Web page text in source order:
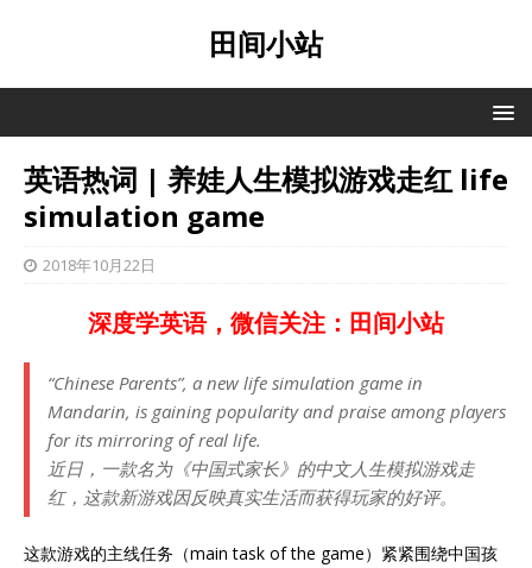
田间小站
英语热词 | 养娃人生模拟游戏走红 life
simulation game
2018年10月22日
深度学英语，微信关注：田间小站
“Chinese Parents”, a new life simulation game in
Mandarin, is gaining popularity and praise among players
for its mirroring of real life.
近日，一款名为《中国式家长》的中文人生模拟游戏走
红，这款新游戏因反映真实生活而获得玩家的好评。
这款游戏的主线任务（main task of the game）紧紧围绕中国孩